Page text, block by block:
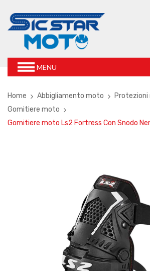
MENU
Home Abbigliamento moto
Gomitiere moto
Gomitiere moto Ls2 Fortress Con Snodo